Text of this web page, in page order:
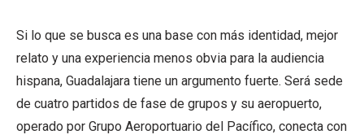
Si lo que se busca es una base con más identidad, mejor
relato y una experiencia menos obvia para la audiencia
hispana, Guadalajara tiene un argumento fuerte. Será sede
de cuatro partidos de fase de grupos y su aeropuerto,
operado por Grupo Aeroportuario del Pacífico, conecta con